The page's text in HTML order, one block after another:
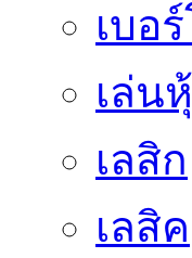
เบอ
เล่น
เลสิก
เลสิค